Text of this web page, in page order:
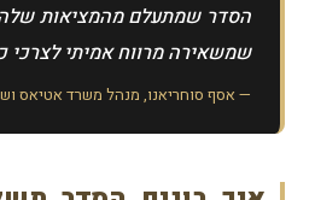
הסדר שמתעלם מהמציאות שלה.
שמשאירה מרווח אמיתי לצרכי
— אסף סוחריאנו, מנהל משרד אטיאס